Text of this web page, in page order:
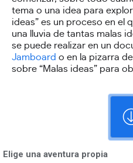
tema o una idea para
ideas” es un proceso en el
una lluvia de tantas malas
se puede realizar en un
Jamboard o en la pizarra
sobre “Malas ideas” para
Elige una aventura propia